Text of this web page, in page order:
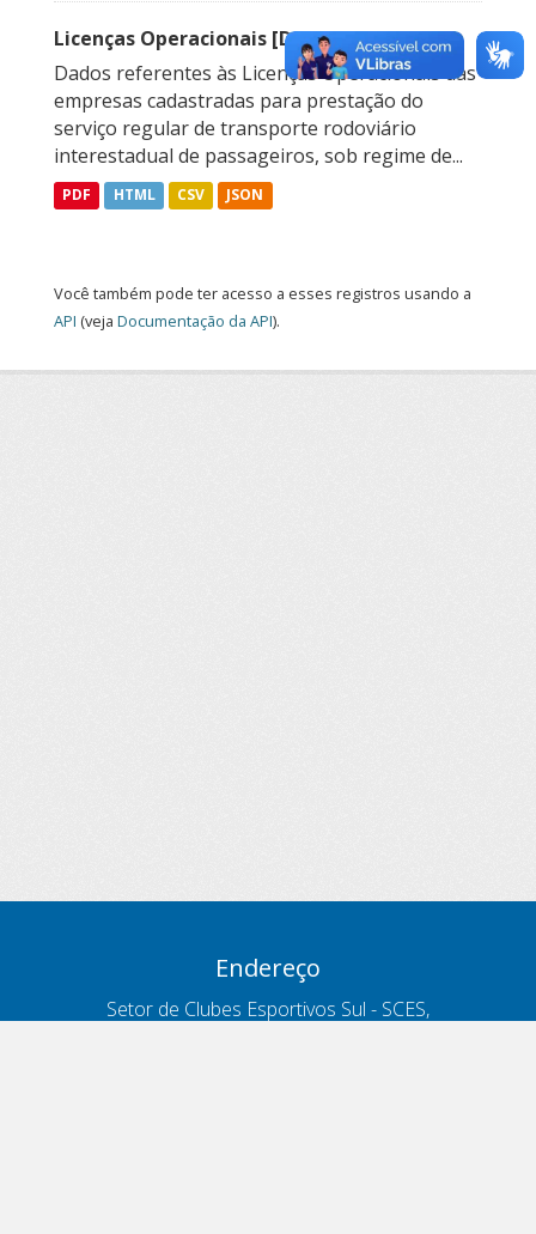
Licenças Operacionais [Descontinuado]
Dados referentes às Licenças Operacionais das
empresas cadastradas para prestação do
serviço regular de transporte rodoviário
interestadual de passageiros, sob regime de...
PDF HTML CSV JSON
Você também pode ter acesso a esses registros usando a
API (veja Documentação da API).
Endereço
Setor de Clubes Esportivos Sul - SCES,